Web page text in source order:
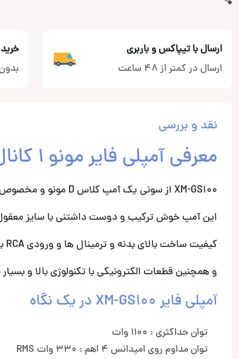
ارسال با تیپاکس و باربری
ارسال در کمتر از 48 ساعت
نقد و بررسی
معرفی آمپلی فایر مونو 1 کانال سونی مدل XM-GS100
XM-GS100 از سونی یک آمپ کلاس D مونو و مخصوص راه اندازی ساب ووفر از سری بسیار کیفیتی و خوش ساخت و محبوب GS
این آمپ خوش ترکیب و دوست داشتنی با سایز
کیفیت ساخت بالای بدنه و ترمینال ها و ورودی RCA با آبکاری طلا جهت مقاومت در شرایط سخت محیطی و حداکثر رسانایی.
و همچنین قطعات الکترونیکی با تکنولوژی بالا و
آمپلی فایر XM-GS100 در یک نگاه
توان حداکثری : 1100 وات
توان مداوم روی امپدانس 4 اهم : 330 وات RMS